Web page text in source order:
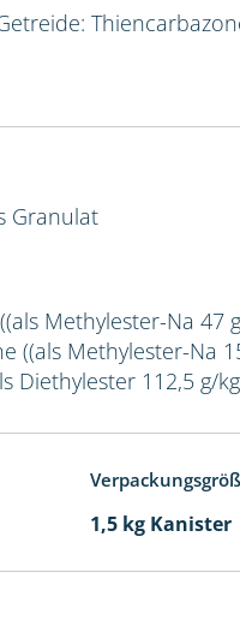
Granulat
Methylester-Na 47
((als Methylester-Na
Diethylester 112,5 g/
1,5 kg Kanister